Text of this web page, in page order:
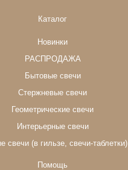
Каталог
Новинки
РАСПРОДАЖА
Бытовые свечи
Стержневые свечи
Геометрические свечи
Интерьерные свечи
свечи (в гильзе, свечи-таблетки)
Помощь